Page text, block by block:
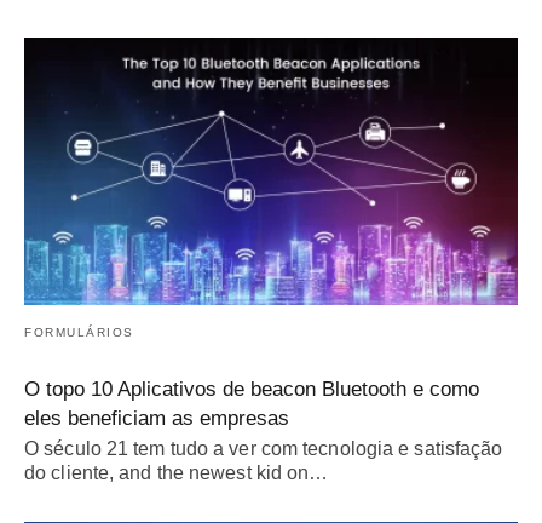
FORMULÁRIOS
O topo 10 Aplicativos de beacon Bluetooth e como
eles beneficiam as empresas
O século 21 tem tudo a ver com tecnologia e satisfação
do cliente,and the newest kid on…